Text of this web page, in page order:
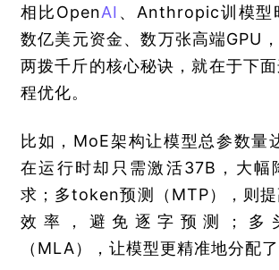
相比OpenAI 、Anthropic训模型
数亿美元资金、数万张高端GPU，
两拨千斤的核心秘诀，就在于下
程优化。
比如，MoE架构让模型总参数量
在运行时却只需激活37B，大幅
求；多token预测（MTP），则提
效率，避免逐字预测；多
（MLA），让模型更精准地分配了